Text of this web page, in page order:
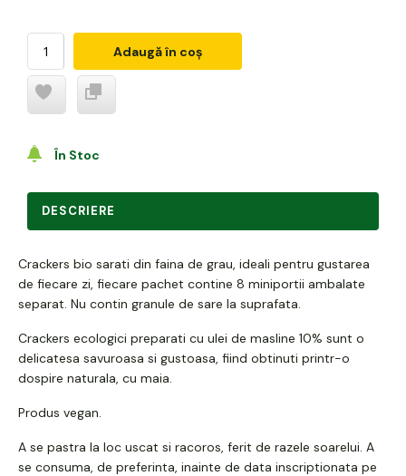
Adaugă în coș
În Stoc
DESCRIERE
Crackers bio sarati din faina de grau, ideali pentru gustarea
de fiecare zi, fiecare pachet contine 8 miniportii ambalate
separat. Nu contin granule de sare la suprafata.
Crackers ecologici preparati cu ulei de masline 10% sunt o
delicatesa savuroasa si gustoasa, fiind obtinuti printr-o
dospire naturala, cu maia.
Produs vegan.
A se pastra la loc uscat si racoros, ferit de razele soarelui. A
se consuma, de preferinta, inainte de data inscriptionata pe